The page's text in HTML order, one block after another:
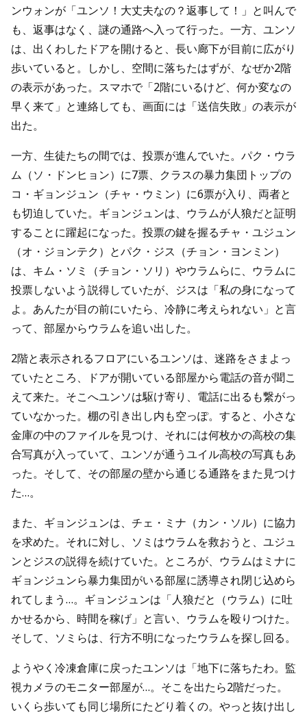
ンウォンが「ユンソ！大丈夫なの？返事して！」と叫んで
も、返事はなく、謎の通路へ入って行った。一方、ユンソ
は、出くわしたドアを開けると、長い廊下が目前に広がり
歩いていると。しかし、空間に落ちたはずが、なぜか2階
の表示があった。スマホで「2階にいるけど、何か変なの
早く来て」と連絡しても、画面には「送信失敗」の表示が
出た。
一方、生徒たちの間では、投票が進んでいた。パク・ウラ
ム（ソ・ドンヒョン）に7票、クラスの暴力集団トップの
コ・ギョンジュン（チャ・ウミン）に6票が入り、両者と
も切迫していた。ギョンジュンは、ウラムが人狼だと証明
することに躍起になった。投票の鍵を握るチャ・ユジュン
（オ・ジョンテク）とパク・ジス（チョン・ヨンミン）
は、キム・ソミ（チョン・ソリ）やウラムらに、ウラムに
投票しないよう説得していたが、ジスは「私の身になって
よ。あんたが目の前にいたら、冷静に考えられない」と言
って、部屋からウラムを追い出した。
2階と表示されるフロアにいるユンソは、迷路をさまよっ
ていたところ、ドアが開いている部屋から電話の音が聞こ
えて来た。そこへユンソは駆け寄り、電話に出るも繋がっ
ていなかった。棚の引き出し内も空っぽ。すると、小さな
金庫の中のファイルを見つけ、それには何枚かの高校の集
合写真が入っていて、ユンソが通うユイル高校の写真もあ
った。そして、その部屋の壁から通じる通路をまた見つけ
た…。
また、ギョンジュンは、チェ・ミナ（カン・ソル）に協力
を求めた。それに対し、ソミはウラムを救おうと、ユジュ
ンとジスの説得を続けていた。ところが、ウラムはミナに
ギョンジュンら暴力集団がいる部屋に誘導され閉じ込めら
れてしまう…。ギョンジュンは「人狼だと（ウラム）に吐
かせるから、時間を稼げ」と言い、ウラムを殴りつけた。
そして、ソミらは、行方不明になったウラムを探し回る。
ようやく冷凍倉庫に戻ったユンソは「地下に落ちたわ。監
視カメラのモニター部屋が…。そこを出たら2階だった。
いくら歩いても同じ場所にたどり着くの。やっと抜け出し